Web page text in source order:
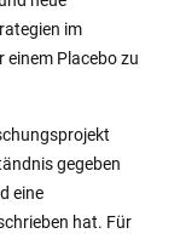
im
einem Placebo zu
gegeben
eine
hat. Für